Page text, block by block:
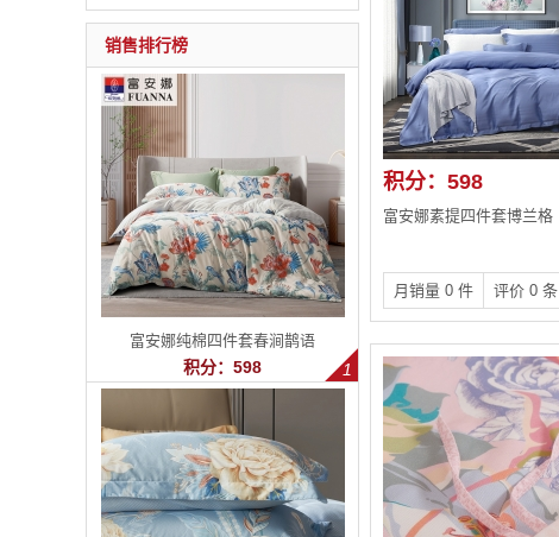
积分：598
富安娜素提四件套博兰格
月销量 0 件 评价 0 条
销售排行榜
富安娜纯棉四件套春涧鹊语
积分：598